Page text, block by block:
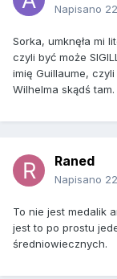
Napisano
Sorka, umknęła mi
czyli być może
imię Guillaume,
Wilhelma skądś tam.
Raned
Napisano
To nie jest medalik
jest to po prostu
średniowiecznych.